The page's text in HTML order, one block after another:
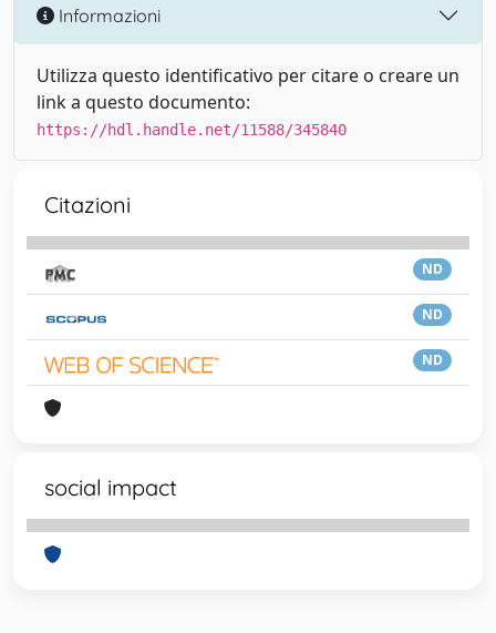
Informazioni
Utilizza questo identificativo per citare o creare un
link a questo documento:
https://hdl.handle.net/11588/345840
Citazioni
ND
ND
ND
social impact